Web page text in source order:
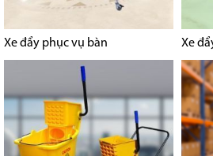
Xe đẩy phục vụ bàn Xe